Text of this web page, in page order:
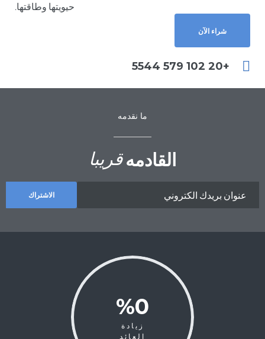
حيويتها وطاقتها.
شراء الآن
+20 102 579 5544
ما نقدمه
القادمهقريبا
الاشتراك
0
%
زيادة
العائد